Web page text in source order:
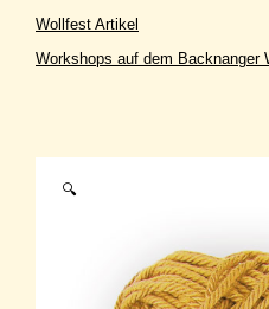
🔍
Wollfest Artikel
Workshops auf dem Backnanger